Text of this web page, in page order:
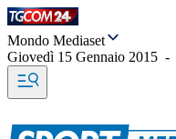
Mondo Mediaset
Giovedì 15 Gennaio 2015 -